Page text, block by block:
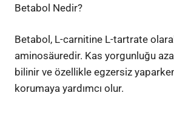
Betabol Nedir?
Betabol, L-carnitine L-tartrate
aminosäuredir. Kas yorgunluğu
bilinir ve özellikle egzersiz
korumaya yardımcı olur.